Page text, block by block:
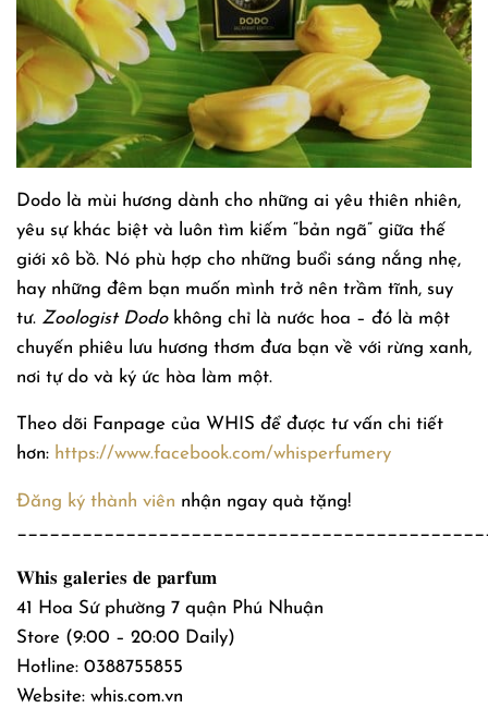
Dodo là mùi hương dành cho những ai yêu thiên nhiên,
yêu sự khác biệt và luôn tìm kiếm “bản ngã” giữa thế
giới xô bồ. Nó phù hợp cho những buổi sáng nắng nhẹ,
hay những đêm bạn muốn mình trở nên trầm tĩnh, suy
tư. Zoologist Dodokhông chỉ là nước hoa – đó là một
chuyến phiêu lưu hương thơm đưa bạn về với rừng xanh,
nơi tự do và ký ức hòa làm một.
Theo dõi Fanpage của WHIS để được tư vấn chi tiết
hơn: https://www.facebook.com/whisperfumery
Đăng ký thành viên nhận ngay quà tặng!
𝐖𝐡𝐢𝐬 𝐠𝐚𝐥𝐞𝐫𝐢𝐞𝐬 𝐝𝐞 𝐩𝐚𝐫𝐟𝐮𝐦
41 Hoa Sứ phường 7 quận Phú Nhuận
Store (9:00 – 20:00 Daily)
Hotline: 0388755855
Website: whis.com.vn